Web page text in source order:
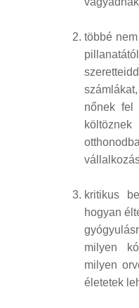
többé
nőnek fel
kritikus
hogyan
milyen
milyen
életetek